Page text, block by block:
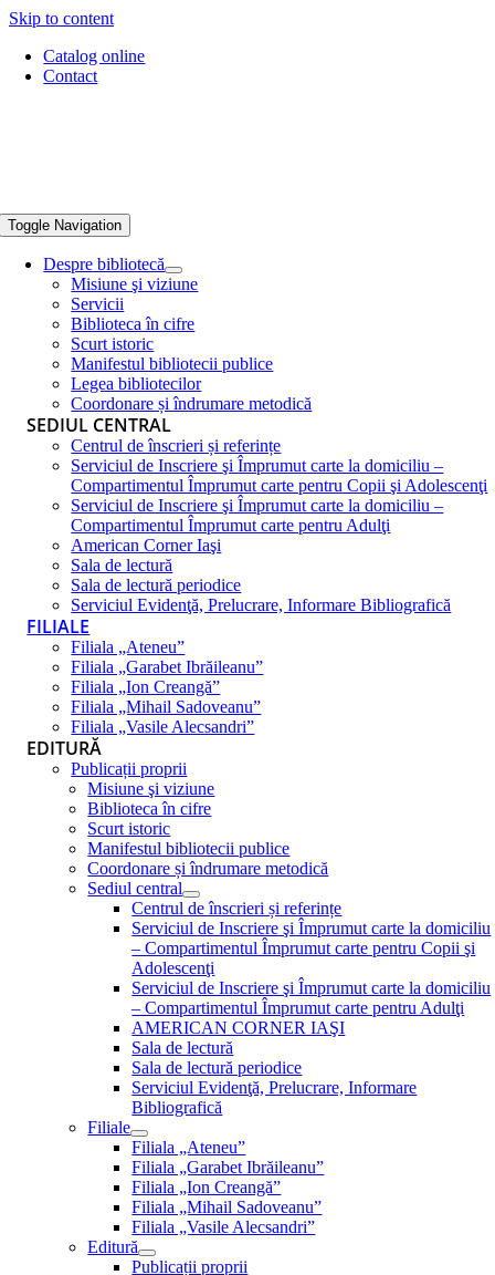
Skip to content
Catalog online
Contact
Toggle Navigation
Despre bibliotecă
Misiune şi viziune
Servicii
Biblioteca în cifre
Scurt istoric
Manifestul bibliotecii publice
Legea bibliotecilor
Coordonare și îndrumare metodică
SEDIUL CENTRAL
Centrul de înscrieri și referințe
Serviciul de Inscriere şi Împrumut carte la domiciliu –
Compartimentul Împrumut carte pentru Copii şi Adolescenţi
Serviciul de Inscriere şi Împrumut carte la domiciliu –
Compartimentul Împrumut carte pentru Adulţi
American Corner Iaşi
Sala de lectură
Sala de lectură periodice
Serviciul Evidenţă, Prelucrare, Informare Bibliografică
FILIALE
Filiala „Ateneu”
Filiala „Garabet Ibrăileanu”
Filiala „Ion Creangă”
Filiala „Mihail Sadoveanu”
Filiala „Vasile Alecsandri”
EDITURĂ
Publicații proprii
Misiune şi viziune
Biblioteca în cifre
Scurt istoric
Manifestul bibliotecii publice
Coordonare și îndrumare metodică
Sediul central
Centrul de înscrieri și referințe
Serviciul de Inscriere şi Împrumut carte la domiciliu
– Compartimentul Împrumut carte pentru Copii şi
Adolescenţi
Serviciul de Inscriere şi Împrumut carte la domiciliu
– Compartimentul Împrumut carte pentru Adulţi
AMERICAN CORNER IAŞI
Sala de lectură
Sala de lectură periodice
Serviciul Evidenţă, Prelucrare, Informare
Bibliografică
Filiale
Filiala „Ateneu”
Filiala „Garabet Ibrăileanu”
Filiala „Ion Creangă”
Filiala „Mihail Sadoveanu”
Filiala „Vasile Alecsandri”
Editură
Publicații proprii